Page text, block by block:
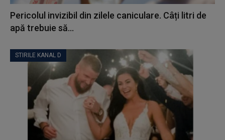
Pericolul invizibil din zilele caniculare. Câți litri de
apă trebuie să...
STIRILE KANAL D